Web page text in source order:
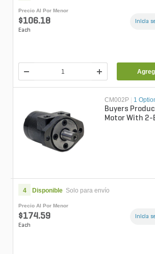
Precio Al Por Menor
$106.18
Each
Inicia
CM002P 1
Buyers
Motor With 2-
4 Disponible Solo para envío
Precio Al Por Menor
$174.59
Each
Inicia